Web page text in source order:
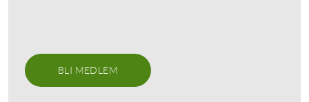
BLI MEDLEM